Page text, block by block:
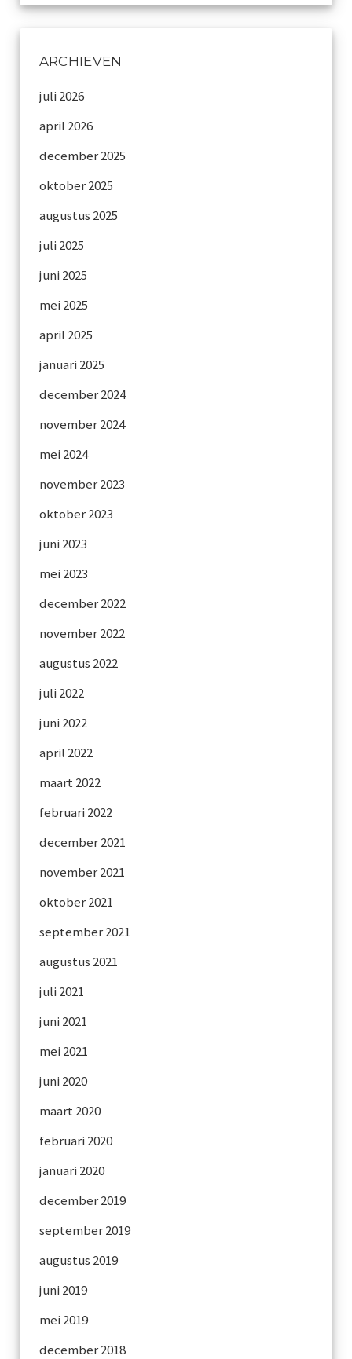
ARCHIEVEN
juli 2026
april 2026
december 2025
oktober 2025
augustus 2025
juli 2025
juni 2025
mei 2025
april 2025
januari 2025
december 2024
november 2024
mei 2024
november 2023
oktober 2023
juni 2023
mei 2023
december 2022
november 2022
augustus 2022
juli 2022
juni 2022
april 2022
maart 2022
februari 2022
december 2021
november 2021
oktober 2021
september 2021
augustus 2021
juli 2021
juni 2021
mei 2021
juni 2020
maart 2020
februari 2020
januari 2020
december 2019
september 2019
augustus 2019
juni 2019
mei 2019
december 2018